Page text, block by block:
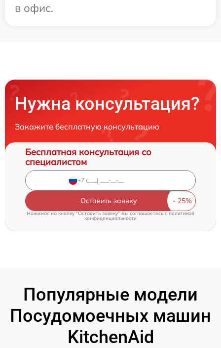
в офис.
Нужна консультация?
Закажите бесплатную консультацию
Бесплатная консультация со
специалистом
Оставить заявку
Нажимая на кнопку "Оставить заявку" Вы соглашаетесь cполитикой
конфиденциальности
Популярные модели
Посудомоечных машин
KitchenAid